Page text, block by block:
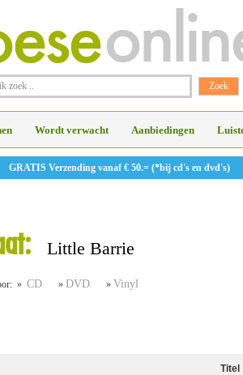
Wordt verwacht Aanbiedingen
GRATIS Verzending vanaf € 50.= (*bij cd's en dvd's)
Little Barrie
» CD » DVD » Vinyl
Titel